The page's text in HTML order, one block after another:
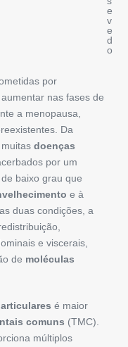
e
v
e
d
o
por
aumentar nas fases de
a menopausa,
Da
doenças
por um
baixo grau que
e à
duas condições, a
e viscerais,
de moléculas
é maior
comuns (TMC).
múltiplos